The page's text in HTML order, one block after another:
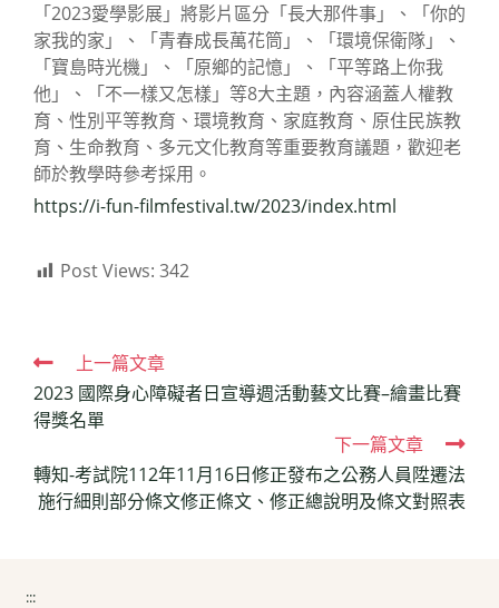
「2023愛學影展」將影片區分「長大那件事」、「你的
家我的家」、「青春成長萬花筒」、「環境保衛隊」、
「寶島時光機」、「原鄉的記憶」、「平等路上你我
他」、「不一樣又怎樣」等8大主題，內容涵蓋人權教
育、性別平等教育、環境教育、家庭教育、原住民族教
育、生命教育、多元文化教育等重要教育議題，歡迎老
師於教學時參考採用。
https://i-fun-filmfestival.tw/2023/index.html
Post Views: 342
Read
more
articles
上一篇文章
2023 國際身心障礙者日宣導週活動藝文比賽–繪畫比賽
得獎名單
下一篇文章
轉知-考試院112年11月16日修正發布之公務人員陞遷法
施行細則部分條文修正條文、修正總說明及條文對照表
:::